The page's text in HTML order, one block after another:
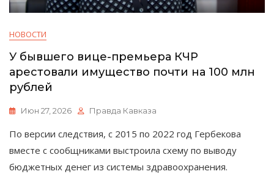
НОВОСТИ
У бывшего вице-премьера КЧР
арестовали имущество почти на 100 млн
рублей
Июн 27, 2026 Правда Кавказа
По версии следствия, с 2015 по 2022 год Гербекова
вместе с сообщниками выстроила схему по выводу
бюджетных денег из системы здравоохранения.